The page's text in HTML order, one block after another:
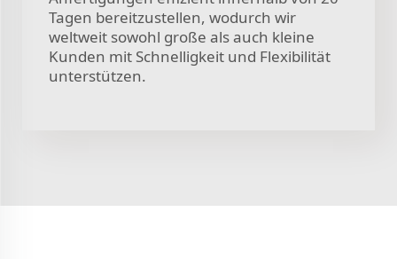
Tagen bereitzustellen, wodurch wir
weltweit sowohl große als auch kleine
Kunden mit Schnelligkeit und Flexibilität
unterstützen.